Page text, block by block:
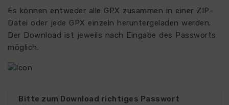
Es können entweder alle GPX zusammen in einer ZIP-
Datei oder jede GPX einzeln heruntergeladen werden.
Der Download ist jeweils nach Eingabe des Passworts
möglich.
Bitte zum Download richtiges Passwort